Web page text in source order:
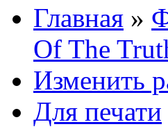
Главная »
Of The
Изменить
Для печати